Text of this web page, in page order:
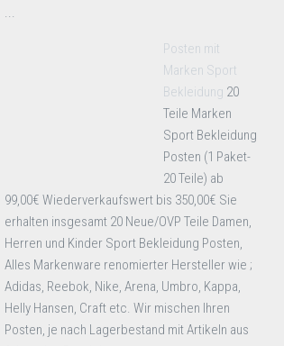
...
Posten mit
Marken Sport
Bekleidung 20
Teile Marken
Sport Bekleidung
Posten (1 Paket-
20 Teile) ab
99,00€ Wiederverkaufswert bis 350,00€ Sie
erhalten insgesamt 20 Neue/OVP Teile Damen,
Herren und Kinder Sport Bekleidung Posten,
Alles Markenware renomierter Hersteller wie ;
Adidas, Reebok, Nike, Arena, Umbro, Kappa,
Helly Hansen, Craft etc. Wir mischen Ihren
Posten, je nach Lagerbestand mit Artikeln aus